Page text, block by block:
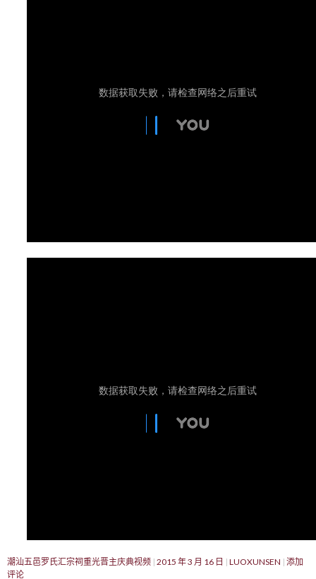
潮汕五邑罗氏汇宗祠重光晋主庆典视频 2015 年 3 月 16 日 LUOXUNSEN 添加
评论